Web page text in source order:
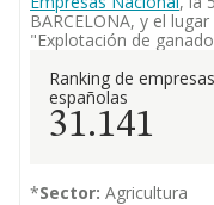
BARCELONA, y el
"Explotación de
Ranking de empresas
españolas
31.141
*Sector: Agricultura